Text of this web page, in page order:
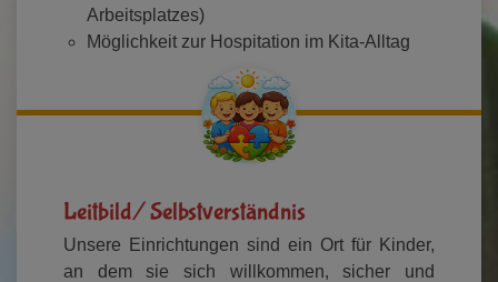
Arbeitsplatzes)
Möglichkeit zur Hospitation im Kita-Alltag
Leitbild/ Selbstverständnis
Unsere Einrichtungen sind ein Ort für Kinder,
an dem sie sich willkommen, sicher und